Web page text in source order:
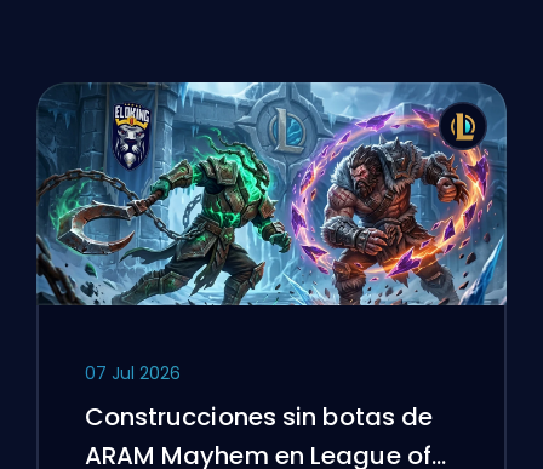
07 Jul 2026
Construcciones sin botas de
ARAM Mayhem en League of